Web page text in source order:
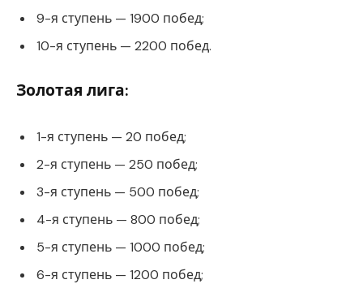
9-я ступень — 1900 побед;
10-я ступень — 2200 побед.
Золотая лига:
1-я ступень — 20 побед;
2-я ступень — 250 побед;
3-я ступень — 500 побед;
4-я ступень — 800 побед;
5-я ступень — 1000 побед;
6-я ступень — 1200 побед;